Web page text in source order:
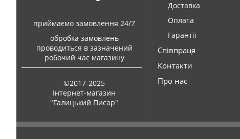
приймаємо замовлення 24/7
обробка замовлень
проводиться в зазначений
робочий час магазину
©2017-2025
Інтернет-магазин
"Галицький Писар"
Доставка
Оплата
Гарантії
Співпраця
Контакти
Про нас